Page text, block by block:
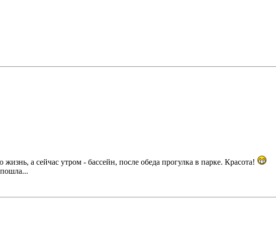
а сейчас утром - бассейн, после обеда прогулка в парке. Красота!
пошла...